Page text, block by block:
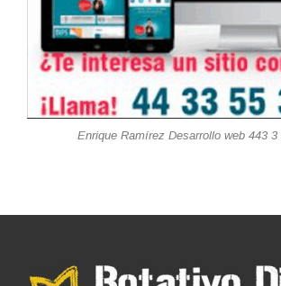
Enrique Ramírez Desarrollo web 443 3